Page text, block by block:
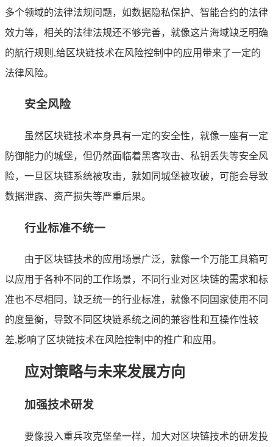
多个领域的法律法规问题，如数据隐私保护、智能合约的法律
效力等，相关的法律法规还不够完善，就像这片海域缺乏明确
的航行规则,给区块链技术在风险控制中的应用带来了一定的
法律风险。
安全风险
虽然区块链技术本身具有一定的安全性，就像一座有一定
防御能力的城堡，但仍然面临着黑客攻击、私钥丢失等安全风
险，一旦区块链系统被攻击，就如同城堡被攻破，可能会导致
数据泄露、资产损失等严重后果。
行业标准不统一
由于区块链技术的应用场景广泛，就像一个万能工具箱可
以应用于各种不同的工作场景，不同行业对区块链的需求和标
准也不尽相同，缺乏统一的行业标准，就像不同国家使用不同
的度量衡，导致不同区块链系统之间的兼容性和互操作性较
差,影响了区块链技术在风险控制中的推广和应用。
应对策略与未来发展方向
加强技术研发
要像投入重兵攻克堡垒一样，加大对区块链技术的研发投